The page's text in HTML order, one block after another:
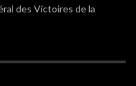
des Victoires de la